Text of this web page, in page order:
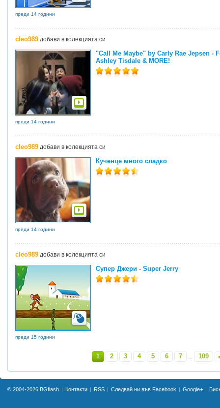
преди 14 години
cleo989 добави в колекцията си
"Call Me Maybe" by Carly Rae Jepsen -
Ashley Tisdale & MORE!
преди 14 години
cleo989 добави в колекцията си
Кученце много сладко
преди 14 години
cleo989 добави в колекцията си
Супер Джери - Super Jerry
преди 15 години
1 2 3 4 5 6 7 ... 109»
© 2004-2026 BGflash Контакти RSS Следвай ни във Facebook Google+